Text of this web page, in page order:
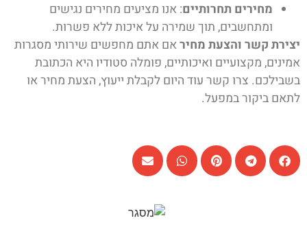
מחירים תחרותיים: אנו מציעים מחירים נגישים
ומתחשבים, תוך שמירה על איכות ללא פשרות.
יצירת קשר והצעת מחיראם אתם מחפשים שירותי מסגרות
אמינים, מקצועיים ואיכותיים, פומלה סטודיו היא הכתובת
בשבילכם. צרו קשר עוד היום לקבלת ייעוץ, הצעת מחיר או
לתאם ביקור במפעל.